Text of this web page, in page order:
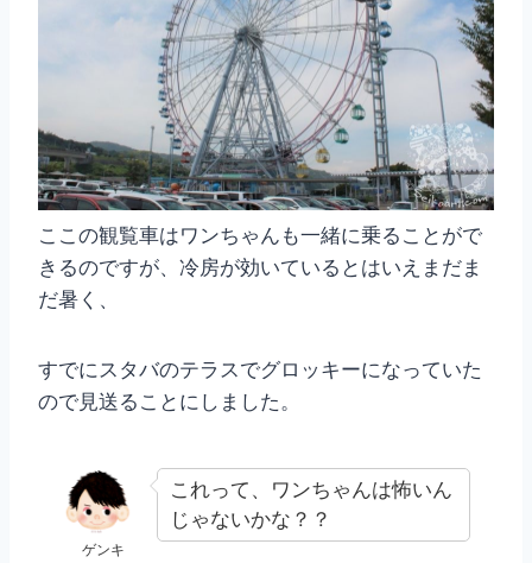
ここの観覧車はワンちゃんも一緒に乗ることがで
きるのですが、冷房が効いているとはいえまだま
だ暑く、
すでにスタバのテラスでグロッキーになっていた
ので見送ることにしました。
ゲンキ
これって、ワンちゃんは怖いん
じゃないかな？？